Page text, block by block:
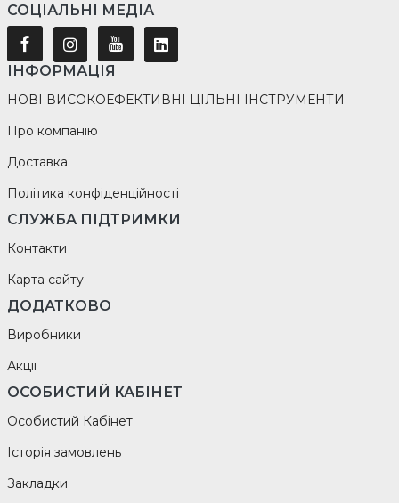
СОЦІАЛЬНІ МЕДІА
ІНФОРМАЦІЯ
НОВІ ВИСОКОЕФЕКТИВНІ ЦІЛЬНІ ІНСТРУМЕНТИ
Про компанію
Доставка
Політика конфіденційності
СЛУЖБА ПІДТРИМКИ
Контакти
Карта сайту
ДОДАТКОВО
Виробники
Акції
ОСОБИСТИЙ КАБІНЕТ
Особистий Кабінет
Історія замовлень
Закладки